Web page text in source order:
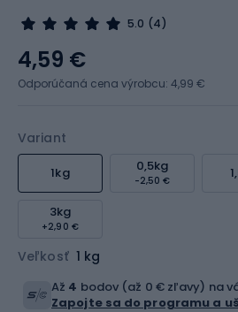
5.0 (4)
Variant
1kg 0,5kg
-2,50 €
3kg
+2,90 €
Veľkosť 1 kg
4,59 €
Odporúčaná cena výrobcu: 4,99 €
Až 4 bodov (až 0 € zľavy) na
Zapojte sa do programu a